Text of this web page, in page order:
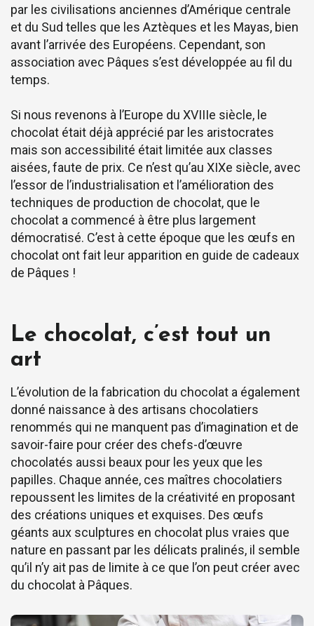
par les civilisations anciennes d’Amérique centrale
et du Sud telles que les Aztèques et les Mayas, bien
avant l’arrivée des Européens. Cependant, son
association avec Pâques s’est développée au fil du
temps.
Si nous revenons à l’Europe du XVIIIe siècle, le
chocolat était déjà apprécié par les aristocrates
mais son accessibilité était limitée aux classes
aisées, faute de prix. Ce n’est qu’au XIXe siècle, avec
l’essor de l’industrialisation et l’amélioration des
techniques de production de chocolat, que le
chocolat a commencé à être plus largement
démocratisé. C’est à cette époque que les œufs en
chocolat ont fait leur apparition en guide de cadeaux
de Pâques !
Le chocolat, c’est tout un
art
L’évolution de la fabrication du chocolat a également
donné naissance à des artisans chocolatiers
renommés qui ne manquent pas d’imagination et de
savoir-faire pour créer des chefs-d’œuvre
chocolatés aussi beaux pour les yeux que les
papilles. Chaque année, ces maîtres chocolatiers
repoussent les limites de la créativité en proposant
des créations uniques et exquises. Des œufs
géants aux sculptures en chocolat plus vraies que
nature en passant par les délicats pralinés, il semble
qu’il n’y ait pas de limite à ce que l’on peut créer avec
du chocolat à Pâques.